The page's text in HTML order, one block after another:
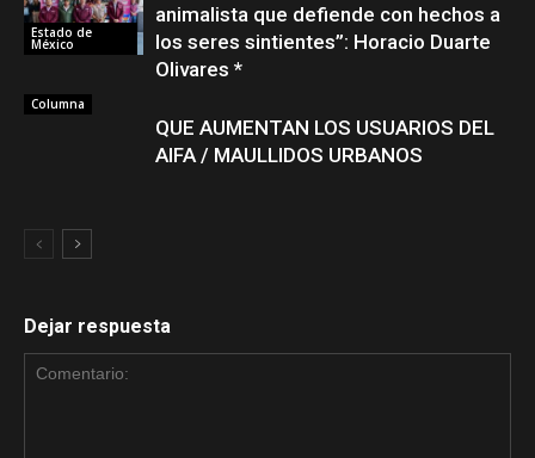
Estado de
México
animalista que defiende con hechos a
los seres sintientes”: Horacio Duarte
Olivares *
Columna
QUE AUMENTAN LOS USUARIOS DEL
AIFA / MAULLIDOS URBANOS
Dejar respuesta